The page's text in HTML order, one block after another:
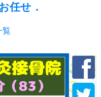
任せ．
覧